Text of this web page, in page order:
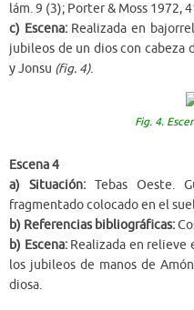
lám. 9 (3); Porter & Moss 1972,
c) Escena:Realizada en
jubileos de un dios con cabeza
y Jonsu (fig. 4).
Fig. 4.
Escena 4
a) Situación: Tebas Oeste.
fragmentado colocado en el
b) Referencias bibliográficas:
b) Escena:Realizada en relieve
los jubileos de manos de
diosa.